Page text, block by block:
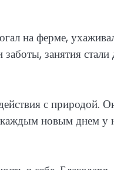
на ферме,
занятия стали
с природой.
новым днем у